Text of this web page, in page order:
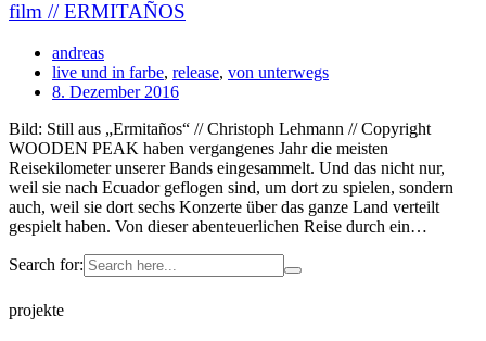
film // ERMITAÑOS
andreas
live und in farbe, release, von unterwegs
8. Dezember 2016
Bild: Still aus „Ermitaños“ // Christoph Lehmann // Copyright
WOODEN PEAK haben vergangenes Jahr die meisten
Reisekilometer unserer Bands eingesammelt. Und das nicht nur,
weil sie nach Ecuador geflogen sind, um dort zu spielen, sondern
auch, weil sie dort sechs Konzerte über das ganze Land verteilt
gespielt haben. Von dieser abenteuerlichen Reise durch ein…
Search for:
projekte